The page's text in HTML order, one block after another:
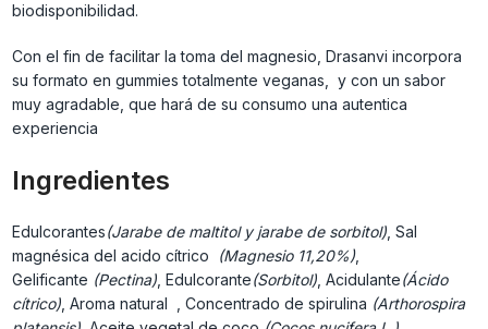
biodisponibilidad.
Con el fin de facilitar la toma del magnesio, Drasanvi incorpora
su formato en gummies totalmente veganas, y con un sabor
muy agradable, que hará de su consumo una autentica
experiencia
Ingredientes
Edulcorantes(Jarabe de maltitol y jarabe de sorbitol), Sal
magnésica del acido cítrico
(Magnesio 11,20%),
Gelificante (Pectina), Edulcorante(Sorbitol), Acidulante(Ácido
cítrico), Aroma natural , Concentrado de spirulina (Arthorospira